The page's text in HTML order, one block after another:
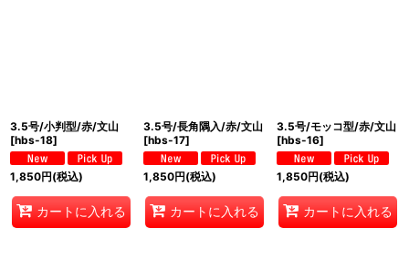
3.5号/小判型/赤/文山
[hbs-18]
1,850円(税込)
カートに入れる
3.5号/長角隅入/赤/文山
[hbs-17]
1,850円(税込)
カートに入れる
3.5号/モッコ型/赤/文山
[hbs-16]
1,850円(税込)
カートに入れる